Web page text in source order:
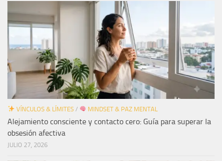
VÍNCULOS & LÍMITES/ MINDSET & PAZ MENTAL
Alejamiento consciente y contacto cero: Guía para superar la
obsesión afectiva
JULIO 27, 2026